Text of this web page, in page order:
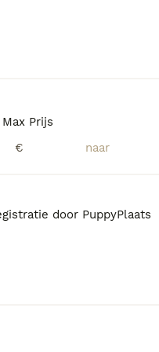
Max Prijs
€
door PuppyPlaats
de Bretagne
wil zien voor deze
zoekopdracht op en
hond:
prijs
de